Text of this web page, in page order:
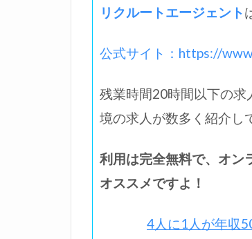
リクルートエージェント
公式サイト：https://
残業時間20時間以下の
境の求人が数多く紹介し
利用は完全無料で、オン
オススメですよ！
4人に1人が年収